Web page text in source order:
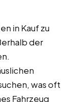
in Kauf zu
der
was oft
Fahrzeug